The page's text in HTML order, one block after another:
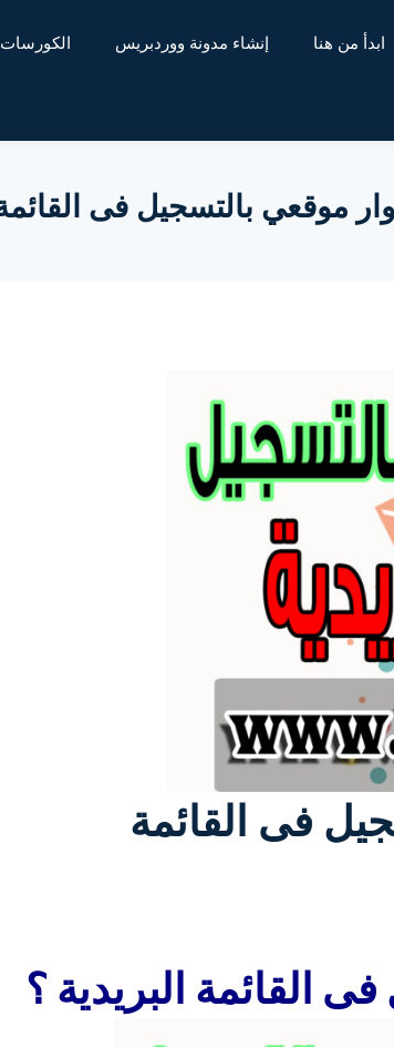
ابدأ من هنا إنشاء مدونة ووردبريس الكورسات
فى القائمة
القائمة البريدية ؟